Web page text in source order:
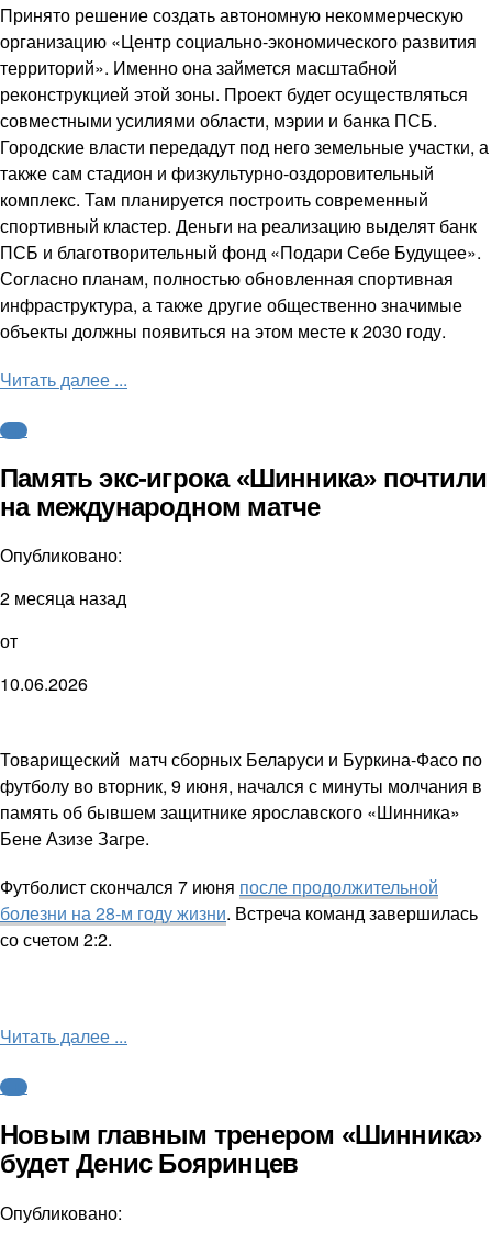
Принято решение создать автономную некоммерческую
организацию «Центр социально-экономического развития
территорий». Именно она займется масштабной
реконструкцией этой зоны. Проект будет осуществляться
совместными усилиями области, мэрии и банка ПСБ.
Городские власти передадут под него земельные участки, а
также сам стадион и физкультурно-оздоровительный
комплекс. Там планируется построить современный
спортивный кластер. Деньги на реализацию выделят банк
ПСБ и благотворительный фонд «Подари Себе Будущее».
Согласно планам, полностью обновленная спортивная
инфраструктура, а также другие общественно значимые
объекты должны появиться на этом месте к 2030 году.
Читать далее ...
ФНЛ
Память экс-игрока «Шинника» почтили
на международном матче
Опубликовано:
2 месяца назад
от
10.06.2026
Товарищеский матч сборных Беларуси и Буркина-Фасо по
футболу во вторник, 9 июня, начался с минуты молчания в
память об бывшем защитнике ярославского «Шинника»
Бене Азизе Загре.
Футболист скончался 7 июня после продолжительной
болезни на 28-м году жизни. Встреча команд завершилась
со счетом 2:2.
Читать далее ...
ФНЛ
Новым главным тренером «Шинника»
будет Денис Бояринцев
Опубликовано: